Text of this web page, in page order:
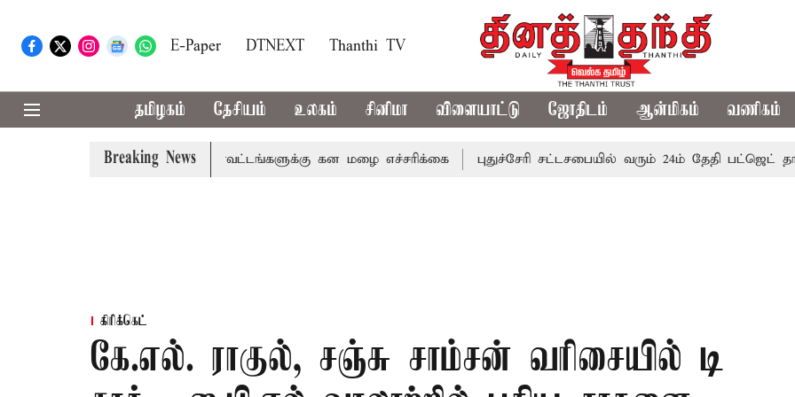
E-Paper DTNEXT Thanthi TV
தமிழகம் தேசியம் உலகம் சினிமா விளையாட்டு ஜோதிடம் ஆன்மிகம் வணிகம்
Breaking News
தேனி,நீலகிரி ஆகிய மாவட்டங்களுக்கு கன மழை எச்சரிக்கை புதுச்சேரி சட்டசபையில் வரும் 24ம் தேதி பட்ஜெட் தாக்கல்
கிரிக்கெட்
கே.எல். ராகுல், சஞ்சு சாம்சன் வரிசையில் டி